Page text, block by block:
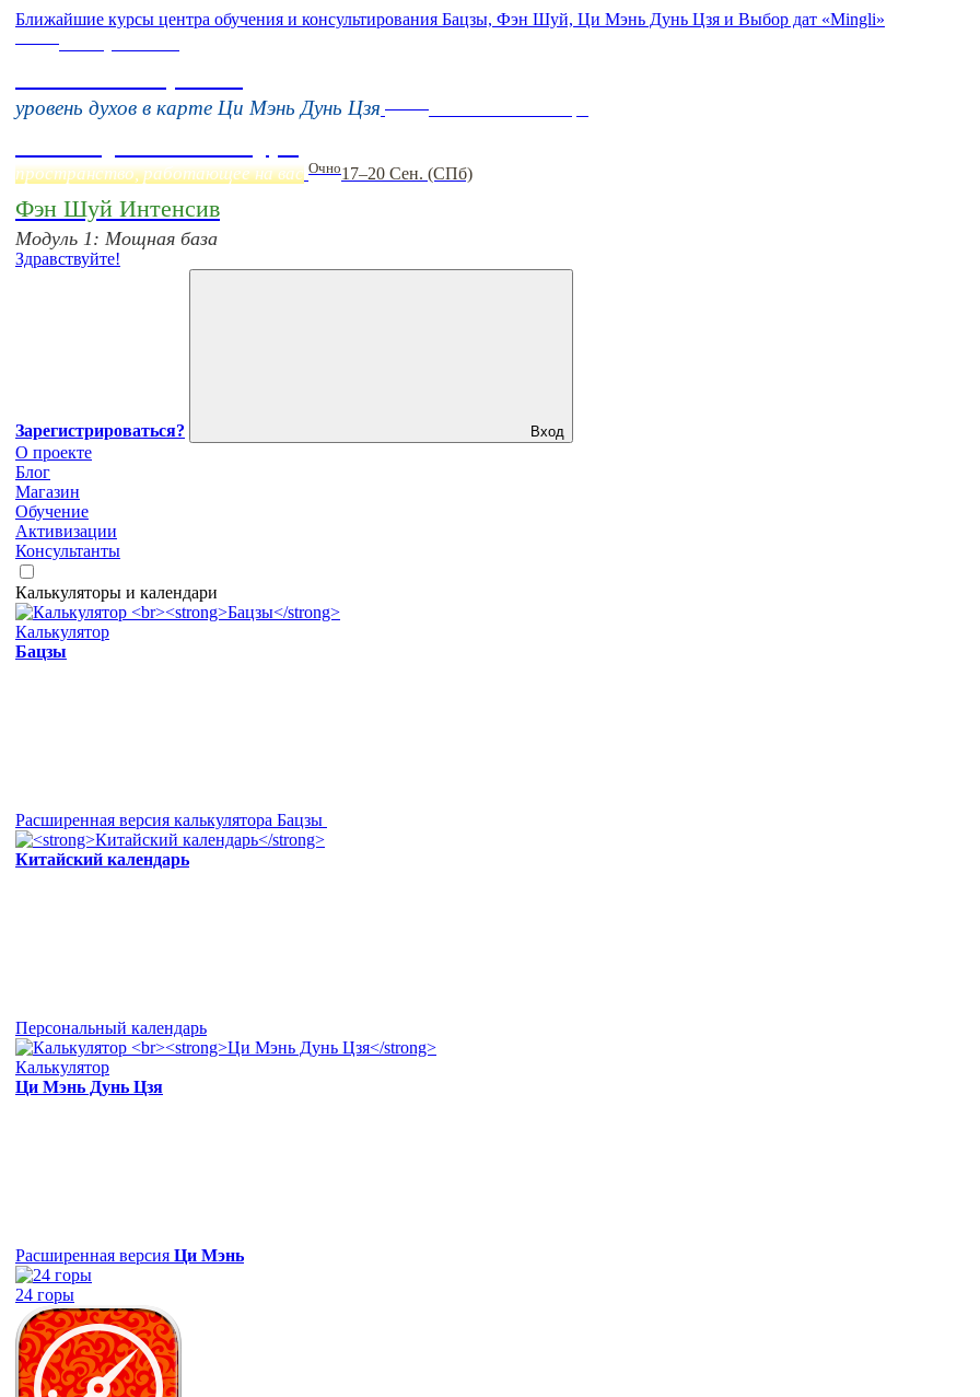
Ближайшие курсы центра обучения и консультирования Бацзы, Фэн Шуй, Ци Мэнь Дунь Цзя и Выбор дат «Mingli»
уровень духов в карте Ци Мэнь Дунь Цзя
пространство, работающее на вас Очно17–20 Сен. (СПб)
Фэн Шуй Интенсив
Модуль 1: Мощная база
Здравствуйте!
Зарегистрироваться? Вход
О проекте
Блог
Магазин
Обучение
Активизации
Консультанты
Калькуляторы и календари
Калькулятор
Бацзы
Расширенная версия калькулятора Бацзы
Китайский календарь
Персональный календарь
Калькулятор
Ци Мэнь Дунь Цзя
Расширенная версия Ци Мэнь
24 горы